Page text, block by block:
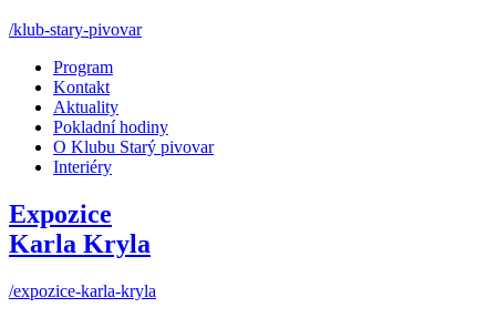
/klub-stary-pivovar
Program
Kontakt
Aktuality
Pokladní hodiny
O Klubu Starý pivovar
Interiéry
Expozice
Karla Kryla
/expozice-karla-kryla